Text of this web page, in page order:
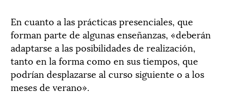
En cuanto a las prácticas presenciales, que
forman parte de algunas enseñanzas, «deberán
adaptarse a las posibilidades de realización,
tanto en la forma como en sus tiempos, que
podrían desplazarse al curso siguiente o a los
meses de verano».